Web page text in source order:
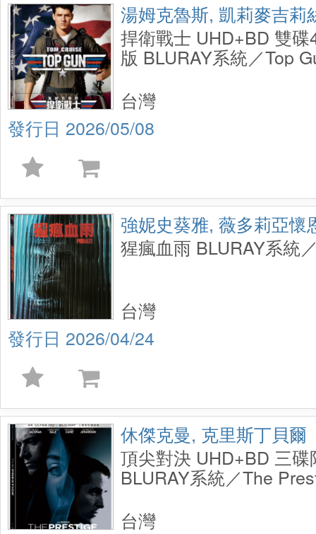
湯姆克魯斯, 凱莉麥吉莉
捍衛戰士 UHD+BD 雙
版 BLURAY系統／Top
2026/05/08
台灣
強妮史葵雅, 薇多莉亞懷
猩瘋血雨 BLURAY系統
2026/04/24
台灣
休傑克曼, 克里斯丁貝爾
頂尖對決 UHD+BD 三
BLURAY系統／The
台灣